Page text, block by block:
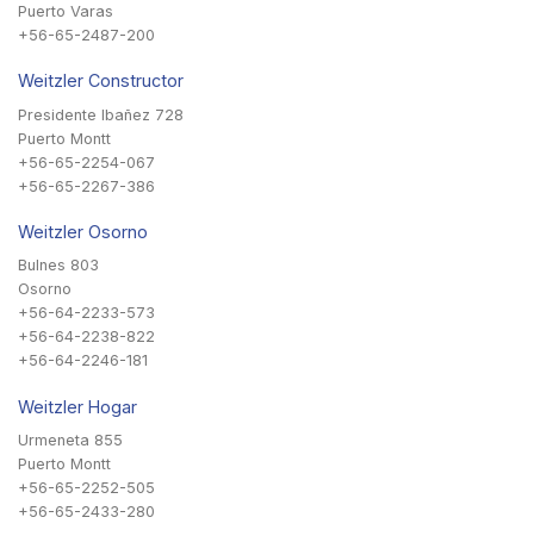
Puerto Varas
+56-65-2487-200
Weitzler Constructor
Presidente Ibañez 728
Puerto Montt
+56-65-2254-067
+56-65-2267-386
Weitzler Osorno
Bulnes 803
Osorno
+56-64-2233-573
+56-64-2238-822
+56-64-2246-181
Weitzler Hogar
Urmeneta 855
Puerto Montt
+56-65-2252-505
+56-65-2433-280